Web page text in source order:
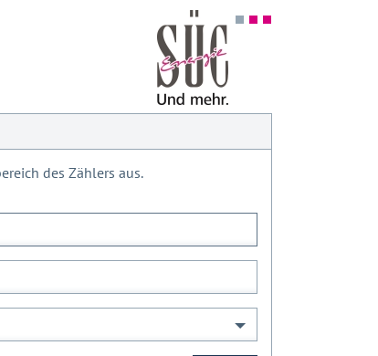
des Zählers aus.